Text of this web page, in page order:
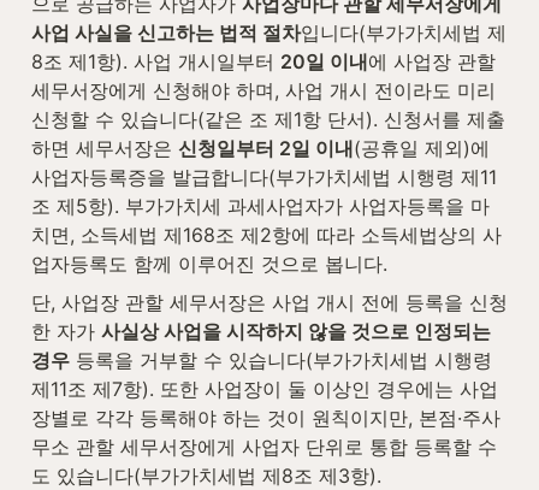
사업 사실을 신고하는 법적 절차입니다(부가가치세법 제
8조 제1항). 사업 개시일부터 20일 이내에 사업장 관할
세무서장에게 신청해야 하며, 사업 개시 전이라도 미리
신청할 수 있습니다(같은 조 제1항 단서). 신청서를 제출
하면 세무서장은 신청일부터 2일 이내(공휴일 제외)에
사업자등록증을 발급합니다(부가가치세법 시행령 제11
조 제5항). 부가가치세 과세사업자가 사업자등록을 마
치면, 소득세법 제168조 제2항에 따라 소득세법상의 사
업자등록도 함께 이루어진 것으로 봅니다.
단, 사업장 관할 세무서장은 사업 개시 전에 등록을 신청
한 자가 사실상 사업을 시작하지 않을 것으로 인정되는
경우 등록을 거부할 수 있습니다(부가가치세법 시행령
제11조 제7항). 또한 사업장이 둘 이상인 경우에는 사업
장별로 각각 등록해야 하는 것이 원칙이지만, 본점·주사
무소 관할 세무서장에게 사업자 단위로 통합 등록할 수
도 있습니다(부가가치세법 제8조 제3항).